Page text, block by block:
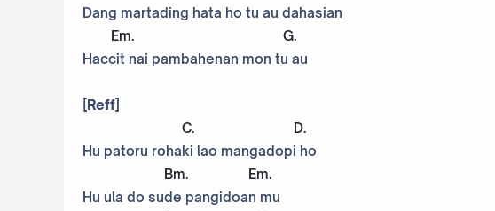
Dang martading hata ho tu au dahasian
Em. G.
Haccit nai pambahenan mon tu au
[Reff]
C. D.
Hu patoru rohaki lao mangadopi ho
Bm. Em.
Hu ula do sude pangidoan mu